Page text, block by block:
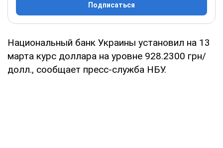
Подписаться
Национальный банк Украины установил на 13
марта курс доллара на уровне 928.2300 грн/
долл., сообщает пресс-служба НБУ.